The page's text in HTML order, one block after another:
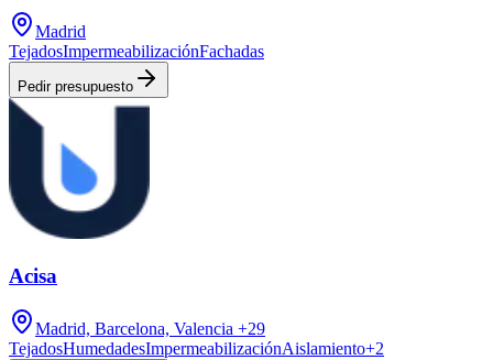
Madrid
TejadosImpermeabilizaciónFachadas
Pedir presupuesto
Acisa
Madrid, Barcelona, Valencia +29
TejadosHumedadesImpermeabilizaciónAislamiento+2